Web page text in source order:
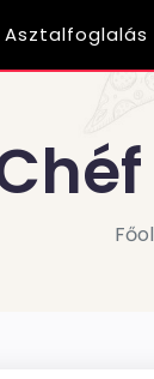
Asztalfoglalás